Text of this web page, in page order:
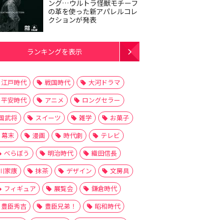
ング…ウルトラ怪獣モチーフ
の革を使った新アパレルコレ
クションが発表
ランキングを表示
江戸時代 戦国時代
大河ドラマ
平安時代
アニメ
ロングセラー
武将
スイーツ 雑学
お菓子
幕末
漫画 時代劇
テレビ
べらぼう
明治時代
織田信長
家康
抹茶 デザイン
文房具
フィギュア
展覧会
鎌倉時代
豊臣秀吉
豊臣兄弟！
昭和時代